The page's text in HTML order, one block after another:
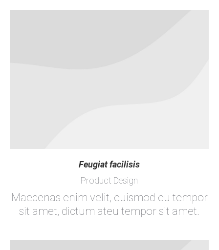
Feugiat facilisis
Product Design
Maecenas enim velit, euismod eu tempor
sit amet, dictum ateu tempor sit amet.